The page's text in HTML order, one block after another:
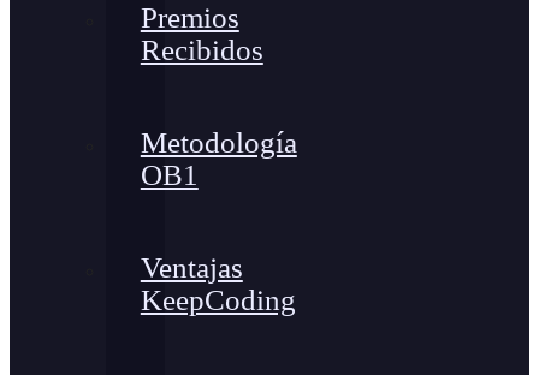
Premios
Recibidos
Metodología
OB1
Ventajas
KeepCoding